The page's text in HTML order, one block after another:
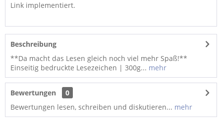
Link implementiert.
Beschreibung
**Da macht das Lesen gleich noch viel mehr Spaß!**
Einseitig bedruckte Lesezeichen | 300g... mehr
Bewertungen
0
Bewertungen lesen, schreiben und diskutieren... mehr